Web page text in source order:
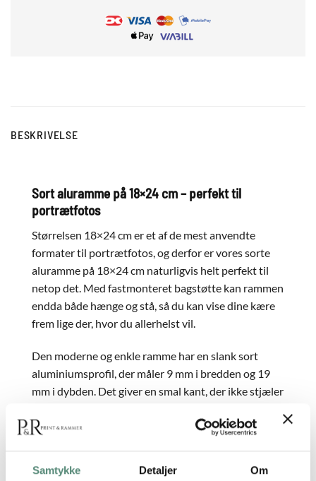
Samtykke Detaljer Om
BESKRIVELSE
Sort aluramme på 18×24 cm – perfekt til
portrætfotos
Størrelsen 18×24 cm er et af de mest anvendte
formater til portrætfotos, og derfor er vores sorte
aluramme på 18×24 cm naturligvis helt perfekt til
netop det. Med fastmonteret bagstøtte kan rammen
endda både hænge og stå, så du kan vise dine kære
frem lige der, hvor du allerhelst vil.
Den moderne og enkle ramme har en slank sort
aluminiumsprofil, der måler 9 mm i bredden og 19
mm i dybden. Det giver en smal kant, der ikke stjæler
kant eller et andet materiale, så finder duhele